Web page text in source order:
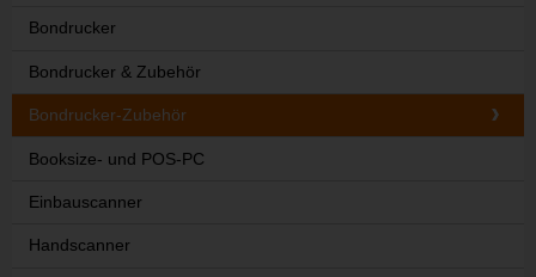
Bondrucker
Bondrucker & Zubehör
Bondrucker-Zubehör
Booksize- und POS-PC
Einbauscanner
Handscanner